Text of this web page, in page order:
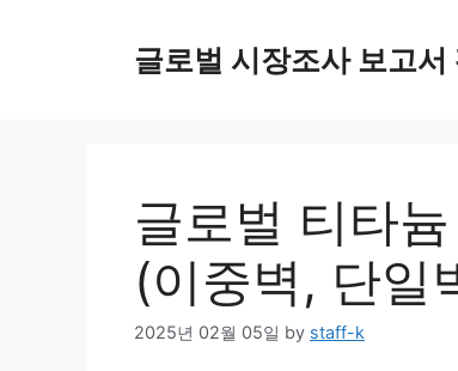
글로벌 시장조사 보고서
글로벌 티타
(이중벽, 단일
2025년 02월 05일 by staff-k